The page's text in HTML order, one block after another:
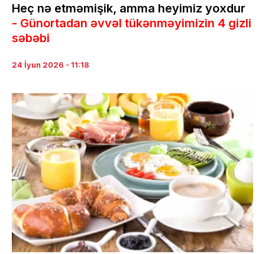
Heç nə etməmişik, amma heyimiz yoxdur
- Günortadan əvvəl tükənməyimizin 4 gizli
səbəbi
24 İyun 2026 - 11:18